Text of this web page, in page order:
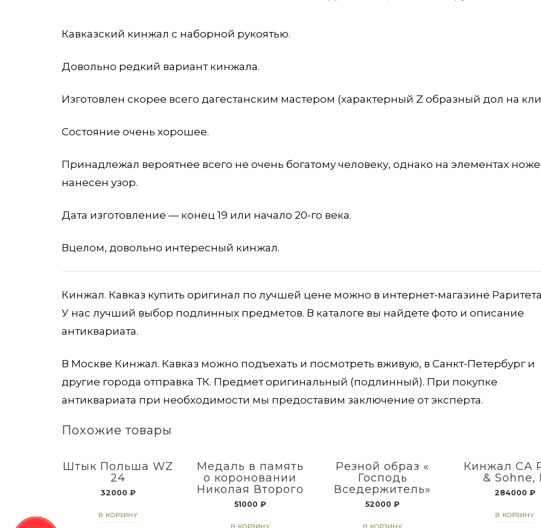
Кавказский кинжал с наборной рукоятью.
Довольно редкий вариант кинжала.
Изготовлен скорее всего дагестанским мастером (характерный Z образный дол на
Состояние очень хорошее.
Принадлежал вероятнее всего не очень богатому человеку, однако на элементах
нанесен узор.
Дата изготовление — конец 19 или начало 20-го века.
Вцелом, довольно интересный кинжал.
Кинжал. Кавказ купить оригинал по лучшей цене можно в интернет-магазине
У нас лучший выбор подлинных предметов. В каталоге вы найдете фото и описание
антиквариата.
В Москве Кинжал. Кавказ можно подъехать и посмотреть вживую, в Санкт-Петербург и
другие города отправка ТК. Предмет оригинальный (подлинный). При покупке
антиквариата при необходимости мы предоставим заключение от эксперта.
Похожие товары
Штык Польша WZ
24
32000 ₽
В КОРЗИНУ
Медаль в память
о короновании
Николая Второго
51000 ₽
Резной образ «
Господь
Вседержитель»
52000₽
Кинжал СА
& Sohne,
284000 ₽
В КОРЗИНУ